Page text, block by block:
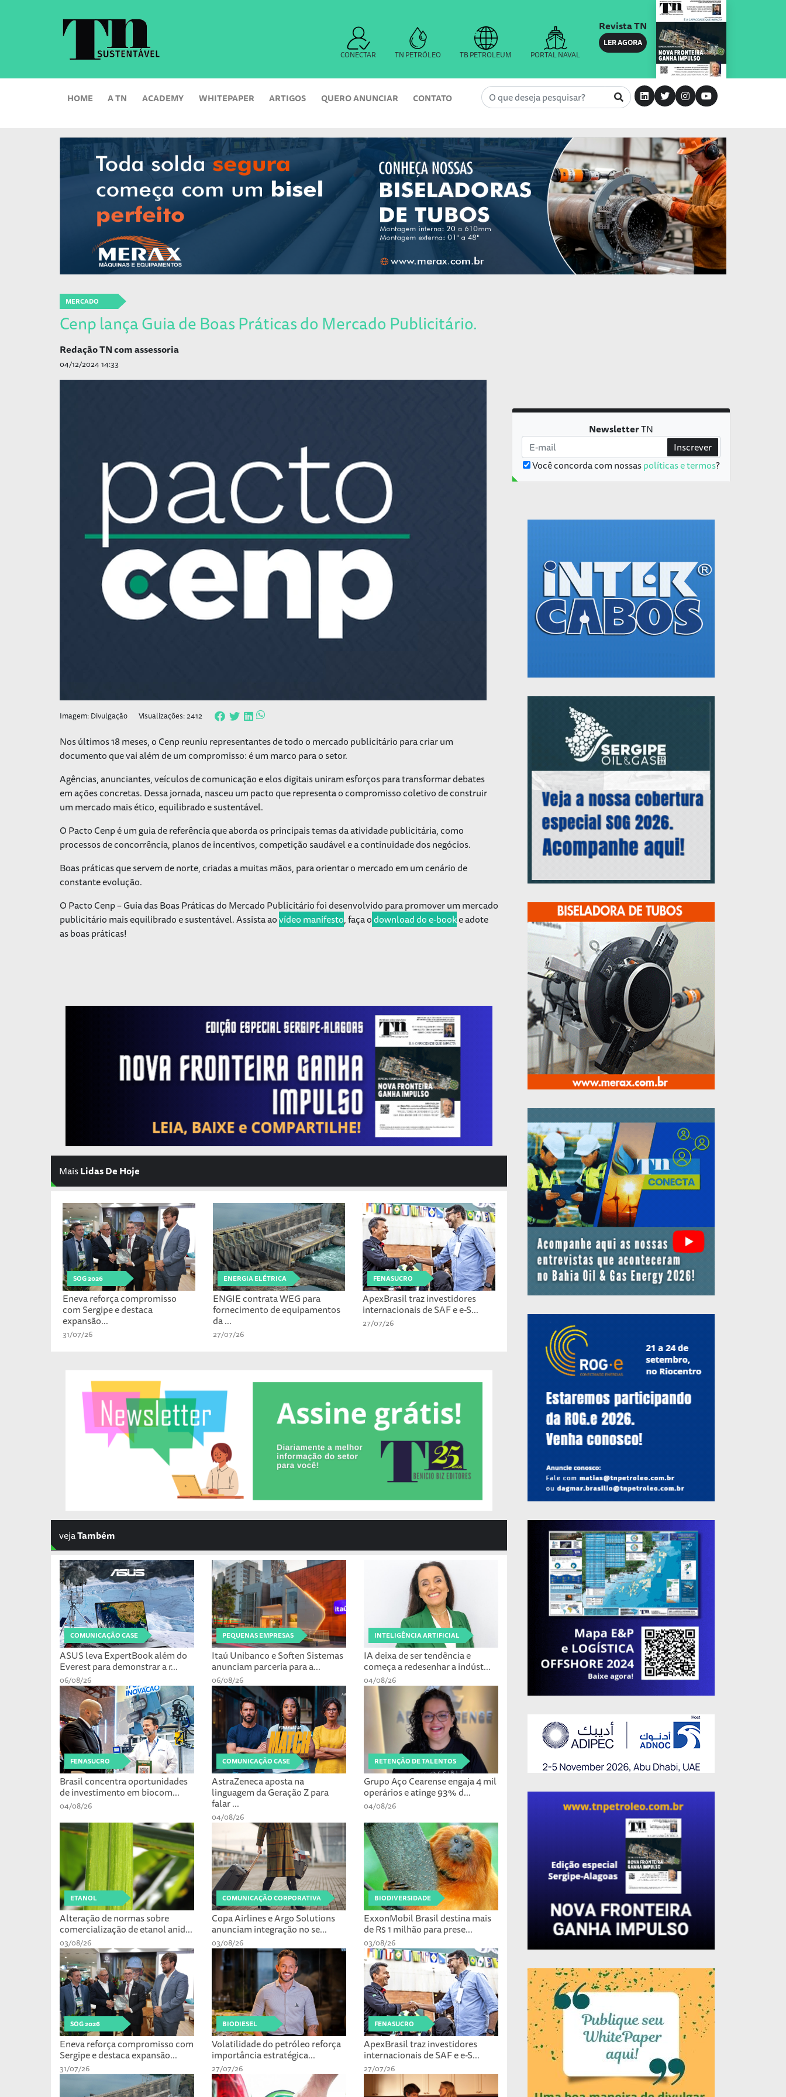
CONECTAR TN PETRÓLEO TB PETROLEUM PORTAL NAVAL
Revista TN
LER AGORA
HOME A TN ACADEMY WHITEPAPER ARTIGOS QUERO ANUNCIAR CONTATO
MERCADO
Cenp lança Guia de Boas Práticas do Mercado Publicitário.
Redação TN com assessoria
04/12/2024 14:33
Imagem: Divulgação Visualizações: 2412
Nos últimos 18 meses, o Cenp reuniu representantes de todo o mercado publicitário para criar um
documento que vai além de um compromisso: é um marco para o setor.
Agências, anunciantes, veículos de comunicação e elos digitais uniram esforços para transformar debates
em ações concretas. Dessa jornada, nasceu um pacto que representa o compromisso coletivo de construir
um mercado mais ético, equilibrado e sustentável.
O Pacto Cenp é um guia de referência que aborda os principais temas da atividade publicitária, como
processos de concorrência, planos de incentivos, competição saudável e a continuidade dos negócios.
Boas práticas que servem de norte, criadas a muitas mãos, para orientar o mercado em um cenário de
constante evolução.
O Pacto Cenp – Guia das Boas Práticas do Mercado Publicitário foi desenvolvido para promover um mercado
publicitário mais equilibrado e sustentável. Assista aovídeo manifesto, faça odownload do e-booke adote
as boas práticas!
MaisLidas De Hoje
SOG 2026
Eneva reforça compromisso
com Sergipe e destaca
expansão...
31/07/26
ENERGIA ELÉTRICA
ENGIE contrata WEG para
fornecimento de equipamentos
da ...
27/07/26
FENASUCRO
ApexBrasil traz investidores
internacionais de SAF e e-S...
27/07/26
vejaTambém
COMUNICAÇÃO CASE
ASUS leva ExpertBook além do
Everest para demonstrar a r...
06/08/26
PEQUENAS EMPRESAS
Itaú Unibanco e Soften Sistemas
anunciam parceria para a...
06/08/26
INTELIGÊNCIA ARTIFICIAL
IA deixa de ser tendência e
começa a redesenhar a indúst...
04/08/26
FENASUCRO
Brasil concentra oportunidades
de investimento em biocom...
04/08/26
COMUNICAÇÃO CASE
AstraZeneca aposta na
linguagem da Geração Z para
falar ...
04/08/26
RETENÇÃO DE TALENTOS
Grupo Aço Cearense engaja 4 mil
operários e atinge 93% d...
04/08/26
ETANOL
Alteração de normas sobre
comercialização de etanol anid...
03/08/26
COMUNICAÇÃO CORPORATIVA
Copa Airlines e Argo Solutions
anunciam integração no se...
03/08/26
BIODIVERSIDADE
ExxonMobil Brasil destina mais
de R$ 1 milhão para prese...
03/08/26
SOG 2026
Eneva reforça compromisso com
Sergipe e destaca expansão...
31/07/26
BIODIESEL
Volatilidade do petróleo reforça
importância estratégica...
27/07/26
FENASUCRO
ApexBrasil traz investidores
internacionais de SAF e e-S...
27/07/26
NewsletterTN
Você concorda com nossaspolíticas e termos?
Inscrever